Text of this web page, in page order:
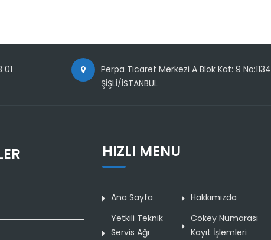
01
Perpa Ticaret Merkezi A Blok Kat: 9 No:1134
ŞİŞLİ/İSTANBUL
HIZLI MENU
Ana Sayfa
Hakkımızda
Yetkili Teknik
Servis Ağı
Cokey Numarası
Kayıt İşlemleri